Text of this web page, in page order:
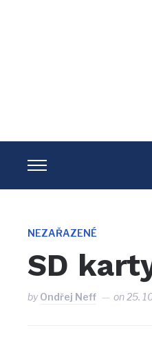
TOGGLE
SIDEBAR
NAVIGATION
NEZAŘAZENÉ
SD
byOndřej Neff on25.